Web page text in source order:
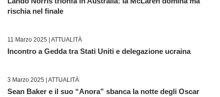
rischia nel finale
11 Marzo 2025 | ATTUALITÀ
Incontro a Gedda tra Stati Uniti e delegazione ucraina
3 Marzo 2025 | ATTUALITÀ
Sean Baker e il suo “Anora” sbanca la notte degli Oscar